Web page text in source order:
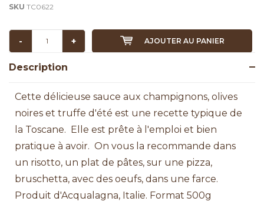
SKU TC0622
- + AJOUTER AU PANIER
Description
Cette délicieuse sauce aux champignons, olives
noires et truffe d'été est une recette typique de
la Toscane. Elle est prête à l'emploi et bien
pratique à avoir. On vous la recommande dans
un risotto, un plat de pâtes, sur une pizza,
bruschetta, avec des oeufs, dans une farce.
Produit d'Acqualagna, Italie. Format 500g